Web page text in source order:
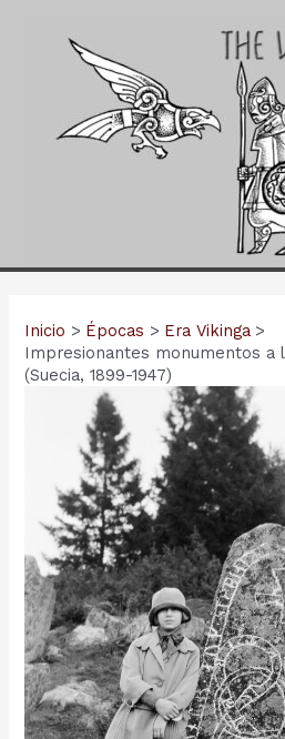
Inicio Épocas
Era Vikinga
Impresionantes monumentos a
(Suecia, 1899-1947)